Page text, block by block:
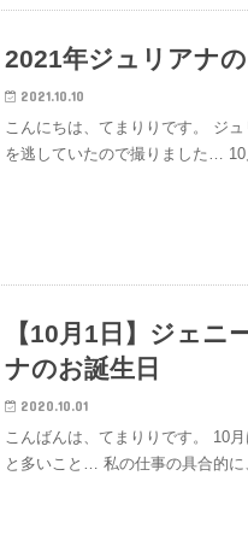
2021年ジュリアナの
2021.10.10
こんにちは、てまりりです。 ジ
を逃していたので撮りました…
【10月1日】ジェニ
ナのお誕生日
2020.10.01
こんばんは、てまりりです。 10
と多いこと… 私の仕事の具合的